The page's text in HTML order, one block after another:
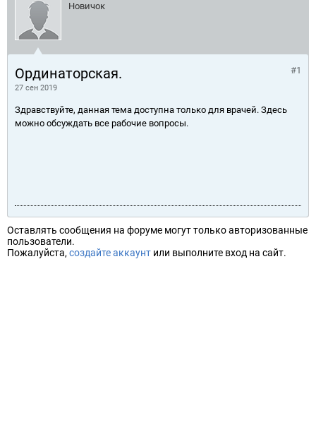
Новичок
Ординаторская.
27 сен 2019
#1
Здравствуйте, данная тема доступна только для врачей. Здесь
можно обсуждать все рабочие вопросы.
Оставлять сообщения на форуме могут только авторизованные
пользователи.
Пожалуйста, создайте аккаунт или выполните вход на сайт.